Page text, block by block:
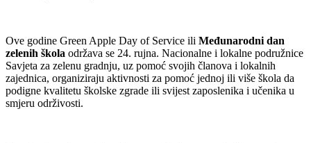
Ove godine Green Apple Day of Service ili Međunarodni dan
zelenih škola održava se 24. rujna. Nacionalne i lokalne podružnice
Savjeta za zelenu gradnju, uz pomoć svojih članova i lokalnih
zajednica, organiziraju aktivnosti za pomoć jednoj ili više škola da
podigne kvalitetu školske zgrade ili svijest zaposlenika i učenika u
smjeru održivosti.